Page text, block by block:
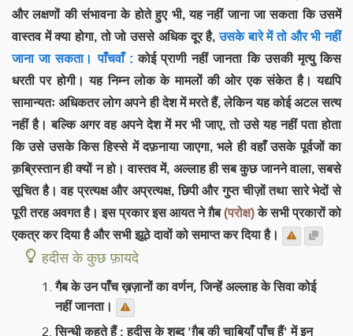
और लक्षणों की संभावना के होते हुए भी, यह नहीं जाना जा सकता कि उसमें
वास्तव में क्या होगा, तो जो उससे अधिक दूर है, उसके बारे में तो और भी नहीं
जाना जा सकता। पाँचवाँ : कोई प्राणी नहीं जानता कि उसकी मृत्यु किस
धरती पर होगी। यह निम्न लोक के मामलों की ओर एक संकेत है। यद्यपि
सामान्यतः अधिकतर लोग अपने ही देश में मरते हैं, लेकिन यह कोई अटल सत्य
नहीं है। बल्कि अगर वह अपने देश में मर भी जाए, तो उसे यह नहीं पता होता
कि उसे उसके किस हिस्से में दफ़नाया जाएगा, भले ही वहाँ उसके पूर्वजों का
क़ब्रिस्तान ही क्यों न हो। वास्तव में, अल्लाह ही सब कुछ जानने वाला, सबसे
सूचित है। वह प्रत्यक्ष और अप्रत्यक्ष, छिपी और गुप्त चीज़ों तथा सारे भेदों से
पूरी तरह अवगत है। इस प्रकार इस आयत ने ग़ैब(परोक्ष)के सभी प्रकारों को
एकत्र कर दिया है और सभी झूठे दावों को समाप्त कर दिया है।
हदीस के कुछ फ़ायदे
गैब के उन पाँच ख़ज़ानों का वर्णन, जिन्हें अल्लाह के सिवा कोई
नहीं जानता।